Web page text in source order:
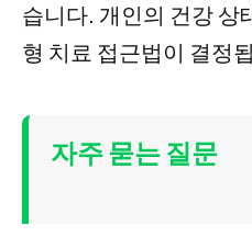
습니다. 개인의 건강 상
형 치료 접근법이 결정
자주 묻는 질문